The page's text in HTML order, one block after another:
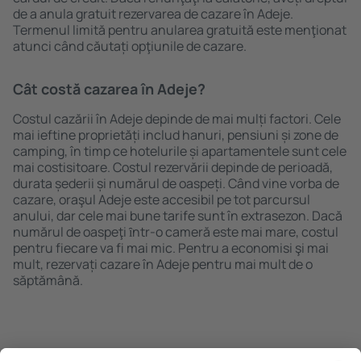
de a anula gratuit rezervarea de cazare în Adeje.
Termenul limită pentru anularea gratuită este menţionat
atunci când căutați opţiunile de cazare.
Cât costă cazarea în Adeje?
Costul cazării în Adeje depinde de mai mulți factori. Cele
mai ieftine proprietăți includ hanuri, pensiuni și zone de
camping, în timp ce hotelurile și apartamentele sunt cele
mai costisitoare. Costul rezervării depinde de perioadă,
durata șederii și numărul de oaspeți. Când vine vorba de
cazare, oraşul Adeje este accesibil pe tot parcursul
anului, dar cele mai bune tarife sunt în extrasezon. Dacă
numărul de oaspeţi ȋntr-o cameră este mai mare, costul
pentru fiecare va fi mai mic. Pentru a economisi şi mai
mult, rezervați cazare în Adeje pentru mai mult de o
săptămână.